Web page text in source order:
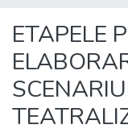
ETAPELE